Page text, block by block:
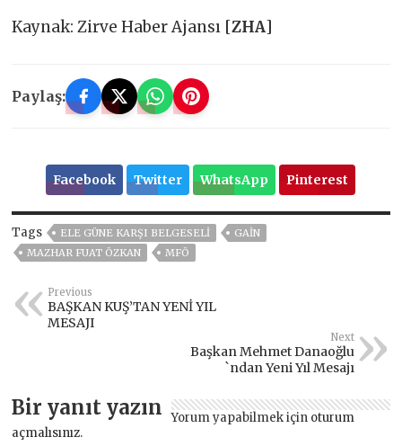
Kaynak: Zirve Haber Ajansı [ZHA]
Paylaş:
Facebook Twitter WhatsApp Pinterest
Tags ELE GÜNE KARŞI BELGESELI
GAİN
MAZHAR FUAT ÖZKAN
MFÖ
Previous
BAŞKAN KUŞ’TAN YENİ YIL
MESAJI
Next
Başkan Mehmet Danaoğlu
`ndan Yeni Yıl Mesajı
Bir yanıt yazın Yorum yapabilmek için oturum
açmalısınız.